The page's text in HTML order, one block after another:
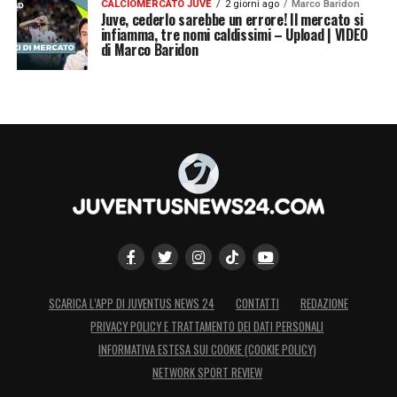
sono troppo altalenanti. Il Napoli, chiusa la
magnifica esperienza dello scudetto con
Spalletti, si è infilato in un tunnel dal quale
CALCIOMERCATO JUVE 2 giorni ago Marco Baridon
Juve, cederlo sarebbe un errore! Il mercato si
infiamma, tre nomi caldissimi – Upload | VIDEO
di Marco Baridon
SCARICA L’APP DI JUVENTUS NEWS 24 CONTATTI
REDAZIONE
PRIVACY POLICY E TRATTAMENTO DEI DATI PERSONALI
INFORMATIVA ESTESA SUI COOKIE (COOKIE POLICY)
NETWORK SPORT REVIEW